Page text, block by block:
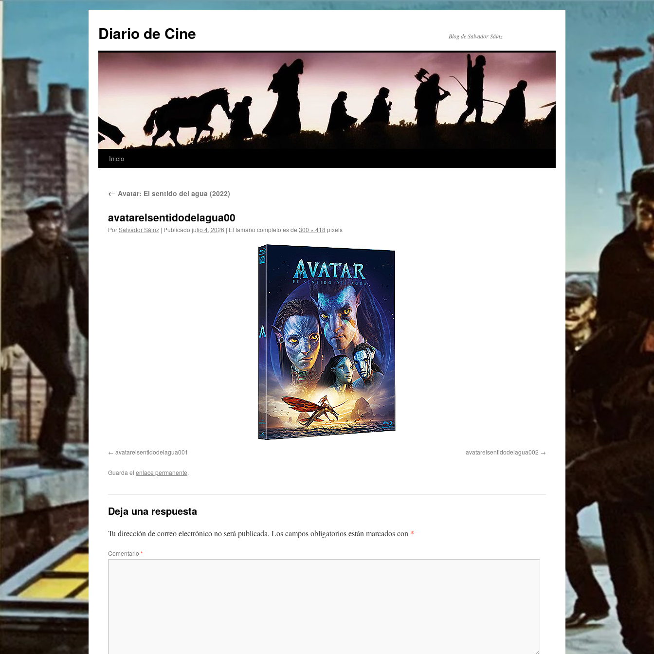
contenido
Diario de Cine Blog de Salvador Sáinz
Inicio
← Avatar: El sentido del agua (2022)
avatarelsentidodelagua00
PorSalvador Sáinz | Publicado julio 4, 2026 | El tamaño completo es de 300 × 418 pixels
avatarelsentidodelagua001 avatarelsentidodelagua002
Guarda el enlace permanente.
Deja una respuesta
Tu dirección de correo electrónico no será publicada. Los campos obligatorios están marcados con *
Comentario *